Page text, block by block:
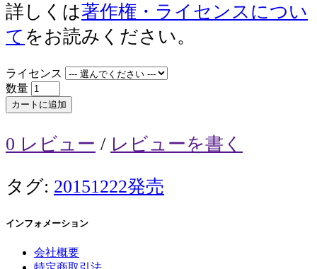
詳しくは著作権・ライセンスについ
て をお読みください。
ライセンス
数量
カートに追加
0 レビュー / レビューを書く
タグ: 20151222発売
インフォメーション
会社概要